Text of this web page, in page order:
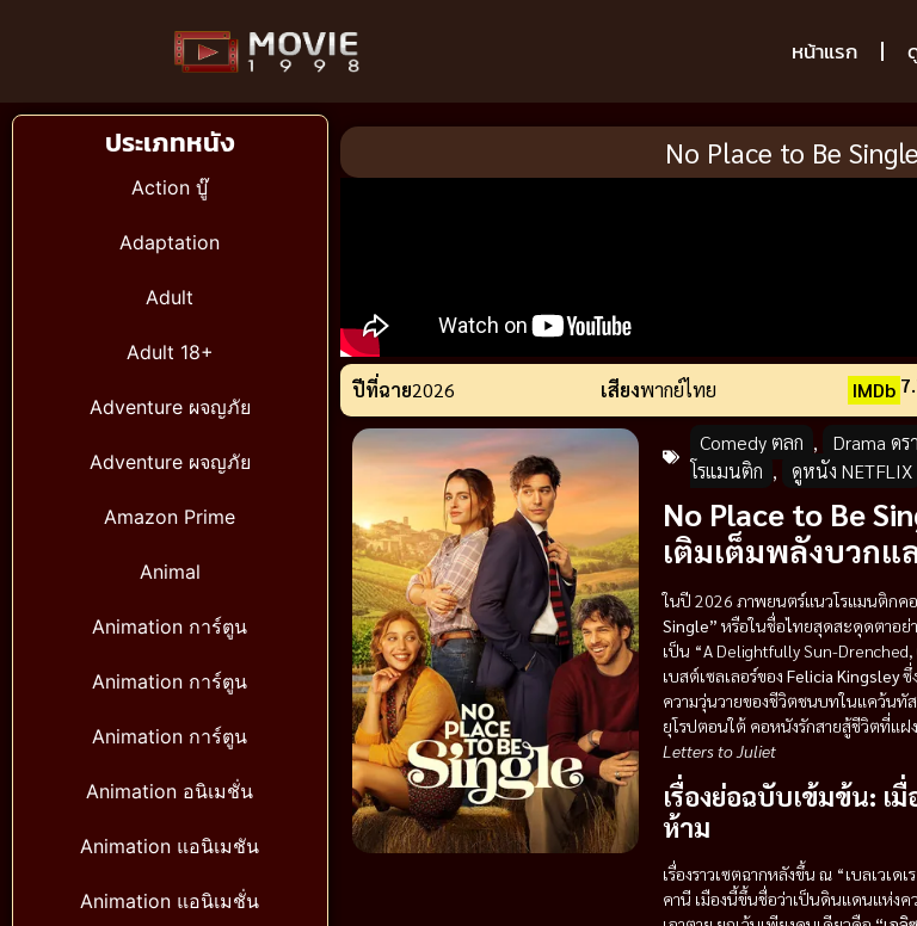
หน้าแรก
ประเภทหนัง
Action บู๊
Adaptation
Adult
Adult 18+
Adventure ผจญภัย
Adventure ผจญภัย
Amazon Prime
Animal
Animation การ์ตูน
Animation การ์ตูน
Animation การ์ตูน
Animation อนิเมชั่น
Animation แอนิเมชัน
Animation แอนิเมชั่น
No Place to Be
ปีที่ฉาย2026 เสียงพากย์ไทย IMDb
Comedy ตลก , Drama ดร
โรแมนติก , ดูหนัง NETFLIX
No Place to Be
เติมเต็มพลังบวก
ในปี 2026 ภาพยนตร์แนวโรแมนติกค
Single” หรือในชื่อไทยสุดสะดุดตาอย่
เป็น “A Delightfully Sun-
เบสต์เซลเลอร์ของ Felicia Kingsleyซึ่
ความวุ่นวายของชีวิตชนบทในแคว้นทั
ยุโรปตอนใต้ คอหนังรักสายสู้ชีวิตที่แ
Letters to Juliet
เรื่องย่อฉบับเข้มข้น: เ
ห้าม
เรื่องราวเซตฉากหลังขึ้น ณ “เบลเวเ
คานี เมืองนี้ขึ้นชื่อว่าเป็นดินแดนแห่งค